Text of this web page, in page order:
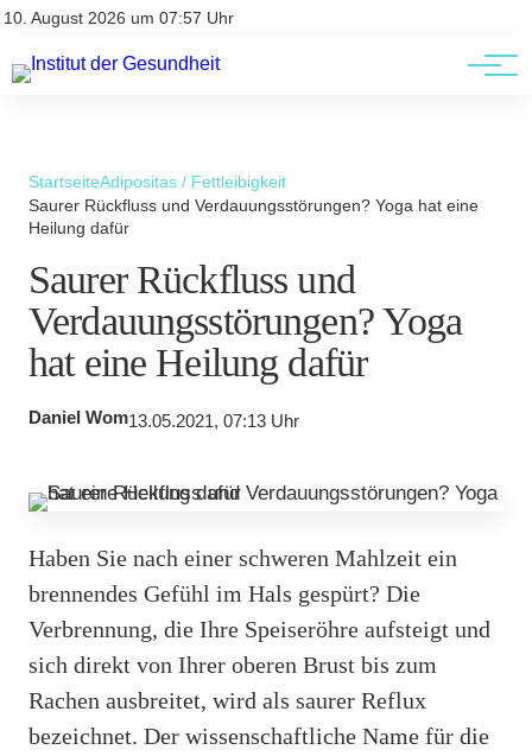
10. August 2026 um 07:57 Uhr
Kontakt
Kontakt
AGBs
StartseiteAdipositas / Fettleibigkeit
Saurer Rückfluss und Verdauungsstörungen? Yoga hat eine
Heilung dafür
Saurer Rückfluss und
Verdauungsstörungen? Yoga
hat eine Heilung dafür
Daniel Wom13.05.2021, 07:13 Uhr
Haben Sie nach einer schweren Mahlzeit ein
brennendes Gefühl im Hals gespürt? Die
Verbrennung, die Ihre Speiseröhre aufsteigt und
sich direkt von Ihrer oberen Brust bis zum
Rachen ausbreitet, wird als saurer Reflux
bezeichnet. Der wissenschaftliche Name für die